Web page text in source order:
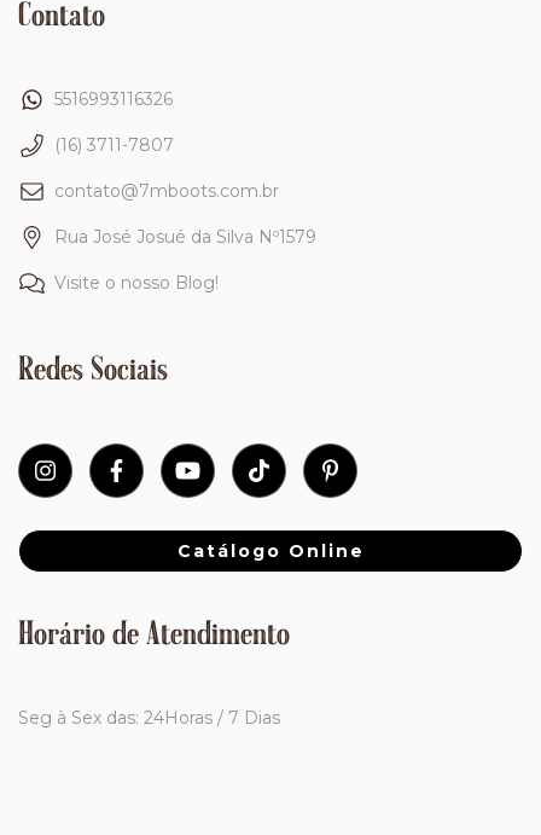
Contato
5516993116326
(16) 3711-7807
contato@7mboots.com.br
Rua José Josué da Silva Nº1579
Visite o nosso Blog!
Redes Sociais
Catálogo Online
Horário de Atendimento
Seg à Sex das: 24Horas / 7 Dias